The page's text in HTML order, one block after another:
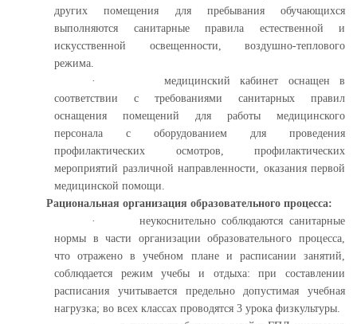
других помещения для пребывания обучающихся
выполняются санитарные правила естественной и
искусственной освещенности, воздушно-теплового
режима.
·
медицинский кабинет оснащен в
соответствии с требованиями санитарных правил
оснащения помещений для работы медицинского
персонала с оборудованием для проведения
профилактических осмотров, профилактических
мероприятий различной направленности, оказания первой
медицинской помощи.
Рациональная организация образовательного процесса:
·
неукоснительно соблюдаются санитарные
нормы в части организации образовательного процесса,
что отражено в учебном плане и расписании занятий,
соблюдается режим учебы и отдыха: при составлении
расписания учитывается предельно допустимая учебная
нагрузка; во всех классах проводятся 3 урока физкультуры.